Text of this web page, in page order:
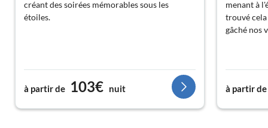
créant des soirées mémorables sous les
étoiles.
à partir de 103€ nuit
menant à
trouvé cela
gâché nos
à partir de